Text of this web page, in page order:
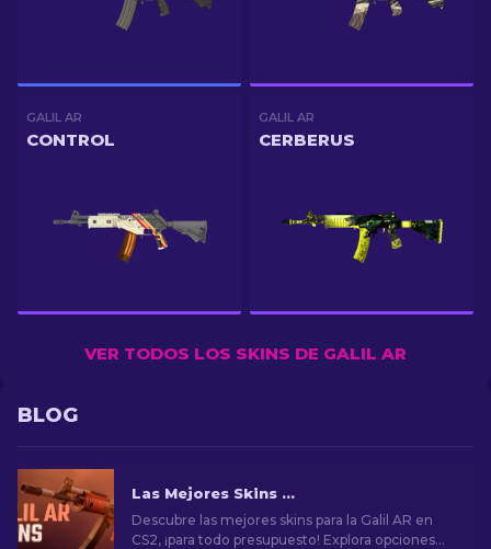
GALIL AR
CONTROL
GALIL AR
CERBERUS
VER TODOS LOS SKINS DE GALIL AR
BLOG
Las Mejores Skins Galil AR en CS2 [2026]
Descubre las mejores skins para la Galil AR en
CS2, ¡para todo presupuesto! Explora opciones